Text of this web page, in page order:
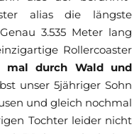
alias die längste
3.535 Meter lang
Rollercoaster
mal durch Wald und
unser 5jähriger Sohn
und gleich nochmal
Tochter leider nicht